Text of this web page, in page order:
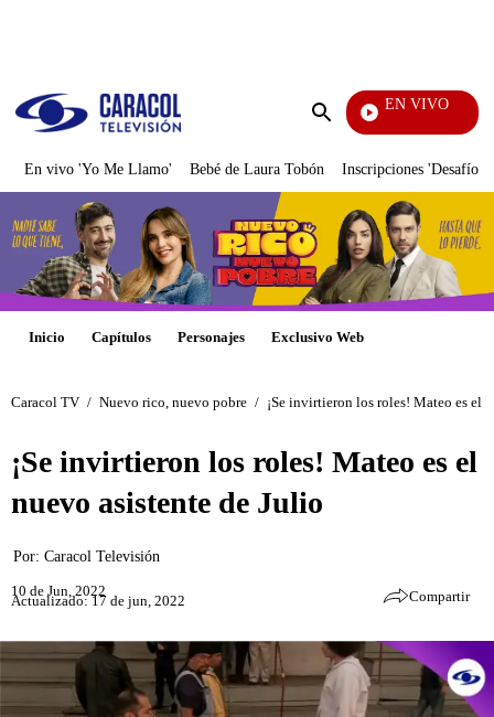
Enviar
EN VIVO
Mi Pecado
En vivo 'Yo Me Llamo' Bebé de Laura Tobón Inscripciones 'Desafío'
Inicio Capítulos Personajes Exclusivo Web
Caracol TV / Nuevo rico, nuevo pobre / ¡Se invirtieron los roles! Mateo es el
¡Se invirtieron los roles! Mateo es el
nuevo asistente de Julio
Por: Caracol Televisión
10 de Jun, 2022
Actualizado: 17 de jun, 2022 Compartir